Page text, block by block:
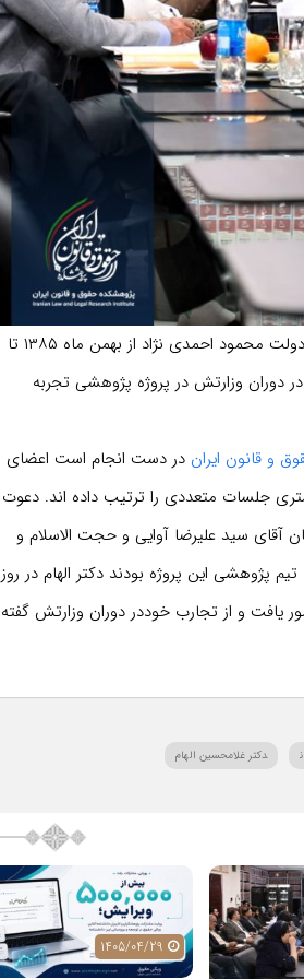
دکتر غلامحسین الهام از چالش های اصل ۱۶۰ قانون اساسی می‌گوید: دکتر الهام وزیر دادگستری دولت محمود احمدی نژاد از بهمن ماه ۱۳۸۵ تا
در دوران وزارتش در پروژه پژوهشی تجربه
و قانون ایران در دست انجام است اعضای
جلسات متعددی را ترتیب داده اند. دعوت
آقای سید علیرضا آوایی و حجت الاسلام و
این پروژه بودند‌ دکتر الهام در روز
حضور یافت و از تجارب خوددر دوران وزارتش گفته
دکتر غلامحسین الهام
1405/04/29